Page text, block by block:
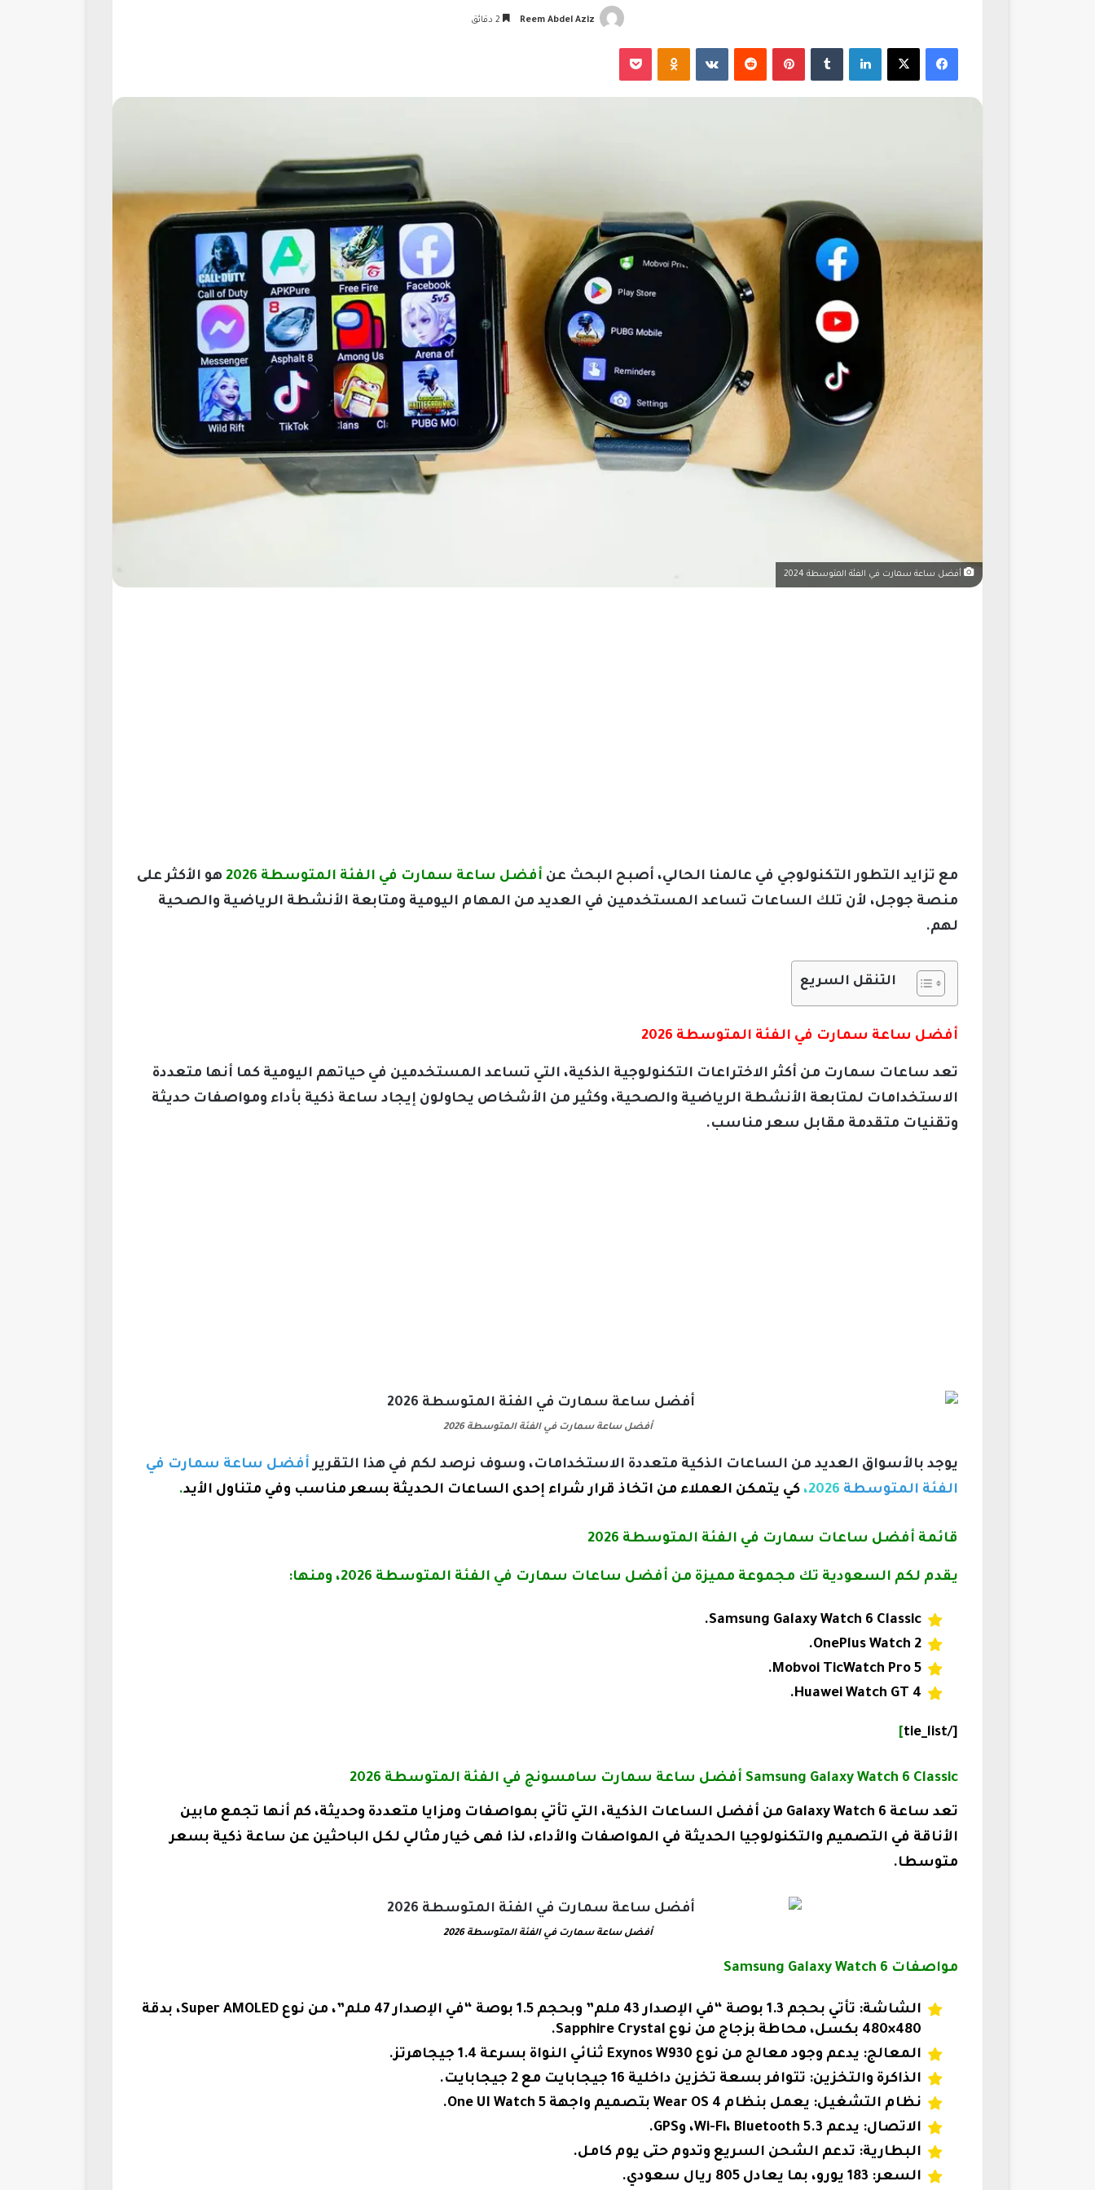
Reem Abdel Aziz
فيسبوك لينكدإن بينتيريست
أفضل ساعة سمارت في الفئة المتوسطة 2024
مع تزايد التطور التكنولوجي في عالمنا الحالي، أصبح البحث عن أفضل ساعة سمارت في الفئة المتوسطة 2026
هو الأكثر على
منصة جوجل، لأن تلك الساعات تساعد المستخدمين في العديد من المهام اليومية ومتابعة الأنشطة الرياضية والصحية
لهم.
التنقل السريع
أفضل ساعة سمارت في الفئة المتوسطة 2026
تعد ساعات سمارت من أكثر الاختراعات التكنولوجية الذكية، التي تساعد المستخدمين في حياتهم اليومية كما أنها متعددة
الاستخدامات لمتابعة الأنشطة الرياضية والصحية، وكثير من الأشخاص يحاولون إيجاد ساعة ذكية بأداء ومواصفات حديثة
وتقنيات متقدمة مقابل سعر مناسب.
أفضل ساعة سمارت في الفئة المتوسطة 2026
يوجد بالأسواق العديد من الساعات الذكية متعددة الاستخدامات، وسوف نرصد لكم في هذا التقرير أفضل ساعة سمارت في
الفئة المتوسطة
كي يتمكن العملاء من اتخاذ قرار شراء إحدى الساعات الحديثة بسعر مناسب وفي متناول الأيد.
قائمة أفضل ساعات سمارت في الفئة المتوسطة 2026
يقدم لكم السعودية تك مجموعة مميزة من أفضل ساعات سمارت في الفئة المتوسطة 2026، ومنها:
Samsung Galaxy Watch 6 Classic.
OnePlus Watch 2.
Mobvoi TicWatch Pro 5.
Huawei Watch GT 4.
[/tie_list
Samsung Galaxy Watch 6 Classic أفضل ساعة سمارت سامسونج في الفئة المتوسطة 2026
تعد ساعة Galaxy Watch 6 من أفضل الساعات الذكية، التي تأتي بمواصفات ومزايا متعددة وحديثة، كم أنها تجمع مابين
الأناقة في التصميم والتكنولوجيا الحديثة في المواصفات والأداء، لذا فهى خيار مثالي لكل الباحثين عن ساعة ذكية بسعر
متوسطا.
أفضل ساعة سمارت في الفئة المتوسطة 2026
مواصفات Samsung Galaxy Watch 6
الشاشة: تأتي بحجم 1.3 بوصة “في الإصدار 43 ملم” وبحجم 1.5 بوصة “في الإصدار 47 ملم”، من نوع Super AMOLED، بدقة
480×480 بكسل، محاطة بزجاج من نوع Sapphire Crystal.
المعالج: يدعم وجود معالج من نوع Exynos W930 ثنائي النواة بسرعة 1.4 جيجاهرتز.
الذاكرة والتخزين: تتوافر بسعة تخزين داخلية 16 جيجابايت مع 2 جيجابايت.
نظام التشغيل: يعمل بنظام Wear OS 4 بتصميم واجهة One UI Watch 5.
الاتصال: يدعم Wi-Fi، Bluetooth 5.3، وGPS.
البطارية: تدعم الشحن السريع وتدوم حتى يوم كامل.
السعر: 183 يورو، بما يعادل 805 ريال سعودي.